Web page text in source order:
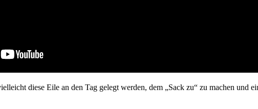
diese Eile an den Tag gelegt werden, dem „Sack zu“ zu machen und